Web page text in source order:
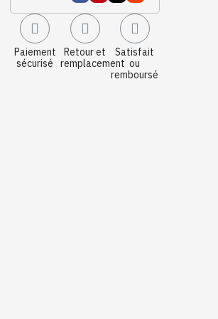
Paiement
sécurisé
Retour et
remplacement
Satisfait
ou
remboursé